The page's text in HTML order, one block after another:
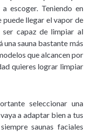
escoger. Teniendo en
puede llegar el vapor de
ser capaz de limpiar al
sauna bastante más
que alcancen por
quieres lograr limpiar
seleccionar una
a adaptar bien a tus
saunas faciales